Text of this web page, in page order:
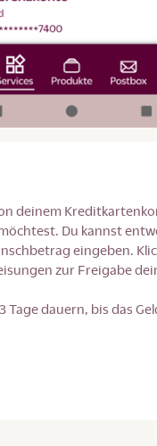
deinem
Du kannst
eingeben.
zur Freigabe
Tage dauern, bis das